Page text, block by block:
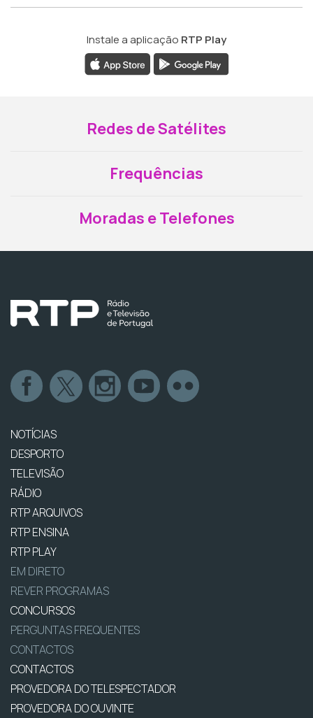
Instale a aplicação RTP Play
Redes de Satélites
Frequências
Moradas e Telefones
NOTÍCIAS
DESPORTO
TELEVISÃO
RÁDIO
RTP ARQUIVOS
RTP ENSINA
RTP PLAY
EM DIRETO
REVER PROGRAMAS
CONCURSOS
PERGUNTAS FREQUENTES
CONTACTOS
CONTACTOS
PROVEDORA DO TELESPECTADOR
PROVEDORA DO OUVINTE